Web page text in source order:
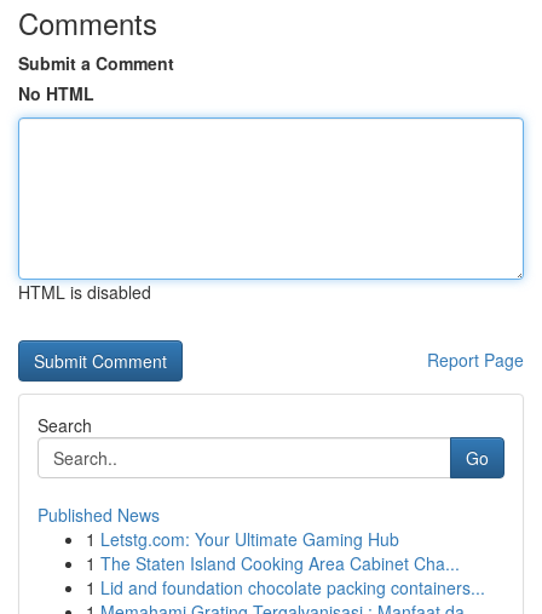
Comments
Submit a Comment
No HTML
HTML is disabled
Report Page
Search
Go
Published News
1 Letstg.com: Your Ultimate Gaming Hub
1 The Staten Island Cooking Area Cabinet Cha...
1 Lid and foundation chocolate packing containers...